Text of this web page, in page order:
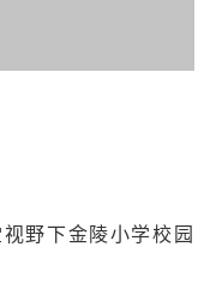
野下金陵小学校园